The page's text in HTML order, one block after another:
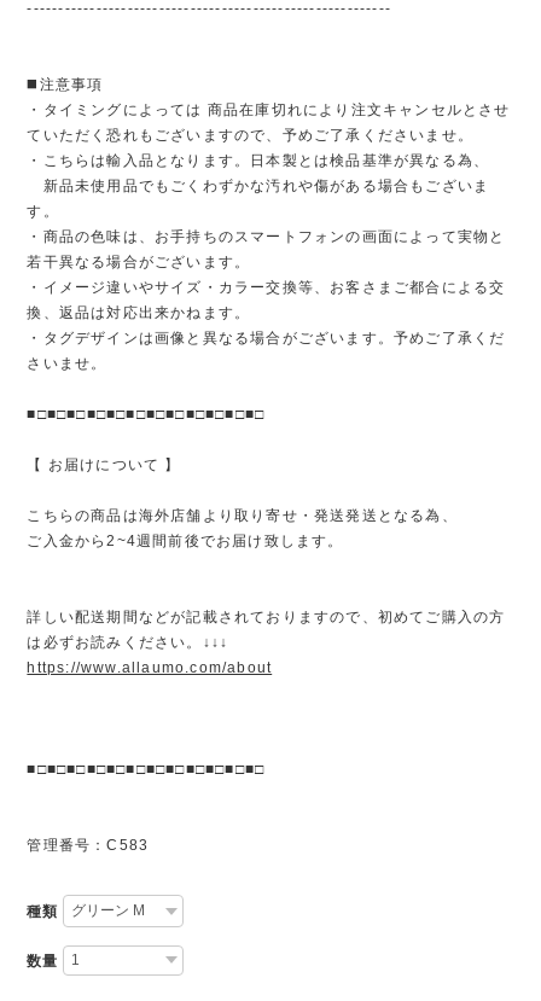
----------------------------------------------------------
◼️注意事項
・タイミングによっては 商品在庫切れにより注文キャンセルとさせ
ていただく恐れもございますので、予めご了承くださいませ。
・こちらは輸入品となります。日本製とは検品基準が異なる為、
新品未使用品でもごくわずかな汚れや傷がある場合もございま
す。
・商品の色味は、お手持ちのスマートフォンの画面によって実物と
若干異なる場合がございます。
・イメージ違いやサイズ・カラー交換等、お客さまご都合による交
換、返品は対応出来かねます。
・タグデザインは画像と異なる場合がございます。予めご了承くだ
さいませ。
■□■□■□■□■□■□■□■□■□■□■□■□
【 お届けについて 】
こちらの商品は海外店舗より取り寄せ・発送発送となる為、
ご入金から2~4週間前後でお届け致します。
詳しい配送期間などが記載されておりますので、初めてご購入の方
は必ずお読みください。↓↓↓
https://www.allaumo.com/about
■□■□■□■□■□■□■□■□■□■□■□■□
管理番号：C583
種類
数量